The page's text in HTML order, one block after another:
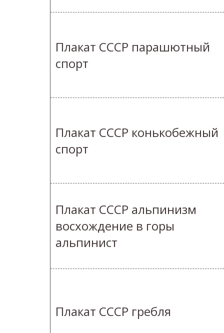
Плакат СССР парашютный
спорт
Плакат СССР конькобежный
спорт
Плакат СССР альпинизм
восхождение в горы
альпинист
Плакат СССР гребля